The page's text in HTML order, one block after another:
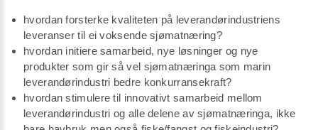
hvordan forsterke kvaliteten på leverandørindustriens
leveranser til ei voksende sjømatnæring?
hvordan initiere samarbeid, nye løsninger og nye
produkter som gir så vel sjømatnæringa som marin
leverandørindustri bedre konkurransekraft?
hvordan stimulere til innovativt samarbeid mellom
leverandørindustri og alle delene av sjømatnæringa, ikke